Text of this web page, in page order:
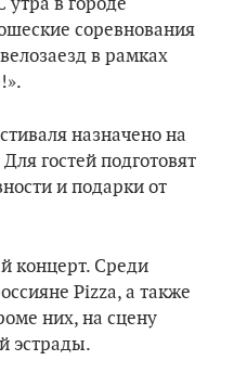
в городе
соревнования
в рамках
назначено на
гостей подготовят
и подарки от
концерт. Среди
Pizza, а также
них, на сцену
эстрады.